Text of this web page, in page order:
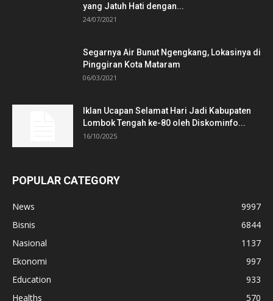
yang Jatuh Hati dengan...
24/07/2021
Segarnya Air Bunut Ngengkang, Lokasinya di
Pinggiran Kota Mataram
06/03/2021
Iklan Ucapan Selamat Hari Jadi Kabupaten
Lombok Tengah ke-80 oleh Diskominfo...
16/10/2025
POPULAR CATEGORY
News
9997
Bisnis
6844
Nasional
1137
Ekonomi
997
Education
933
Healths
570